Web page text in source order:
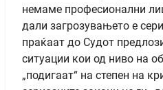
немаме професионални
дали загрозувањето е
праќаат до Судот
ситуации кои од ниво на
„подигаат“ на степен на